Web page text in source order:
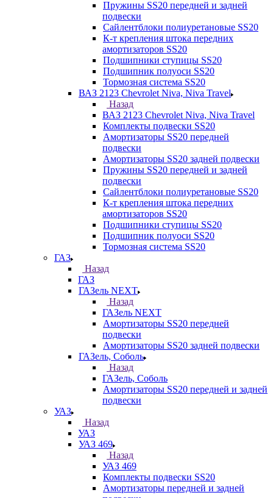
Пружины SS20 передней и задней
подвески
Сайлентблоки полиуретановые SS20
К-т крепления штока передних
амортизаторов SS20
Подшипники ступицы SS20
Подшипник полуоси SS20
Тормозная система SS20
ВАЗ 2123 Chevrolet Niva, Niva Travel
Назад
ВАЗ 2123 Chevrolet Niva, Niva Travel
Комплекты подвески SS20
Амортизаторы SS20 передней
подвески
Амортизаторы SS20 задней подвески
Пружины SS20 передней и задней
подвески
Сайлентблоки полиуретановые SS20
К-т крепления штока передних
амортизаторов SS20
Подшипники ступицы SS20
Подшипник полуоси SS20
Тормозная система SS20
ГАЗ
Назад
ГАЗ
ГАЗель NEXT
Назад
ГАЗель NEXT
Амортизаторы SS20 передней
подвески
Амортизаторы SS20 задней подвески
ГАЗель, Соболь
Назад
ГАЗель, Соболь
Амортизаторы SS20 передней и задней
подвески
УАЗ
Назад
УАЗ
УАЗ 469
Назад
УАЗ 469
Комплекты подвески SS20
Амортизаторы передней и задней